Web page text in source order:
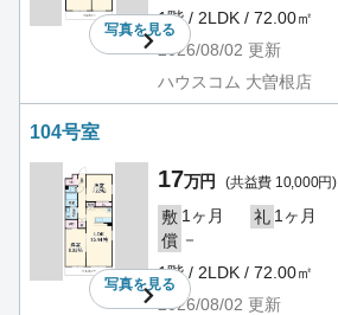
写真を見る
1階 / 2LDK / 72.00㎡
2026/08/02 更新
ハウスコム 大曽根店
104号室
写真を見る
17万円 (共益費 10,000円)
敷 1ヶ月 礼 1ヶ月
償 －
1階 / 2LDK / 72.00㎡
2026/08/02 更新